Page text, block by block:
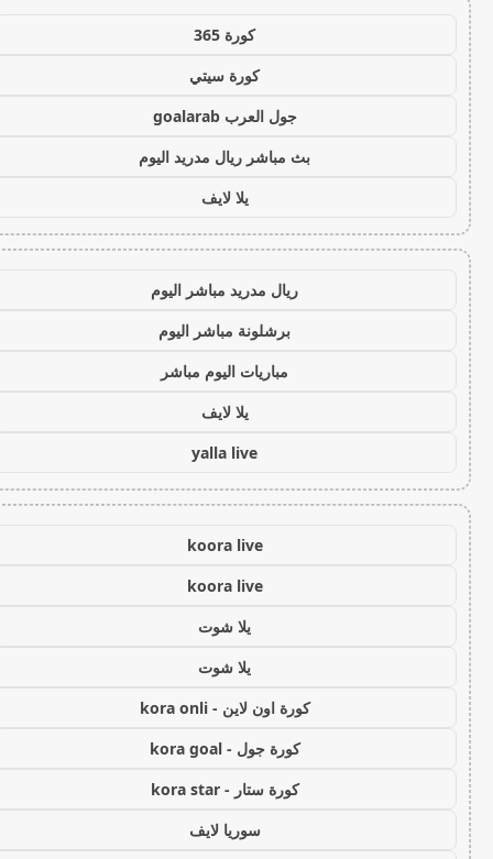
كورة 365
كورة سيتي
جول العرب goalarab
بث مباشر ريال مدريد اليوم
يلا لايف
ريال مدريد مباشر اليوم
برشلونة مباشر اليوم
مباريات اليوم مباشر
يلا لايف
yalla live
koora live
koora live
يلا شوت
يلا شوت
كورة اون لاين - kora onli
كورة جول - kora goal
كورة ستار - kora star
سوريا لايف